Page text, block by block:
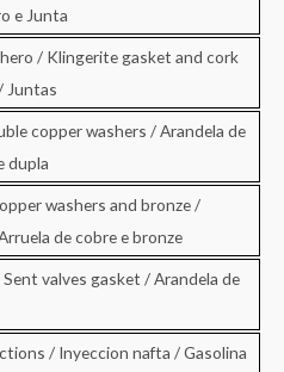
e Junta
/ Klingerite gasket and cork
Juntas
copper washers / Arandela de
dupla
washers and bronze /
de cobre e bronze
valves gasket / Arandela de
/ Inyeccion nafta / Gasolina